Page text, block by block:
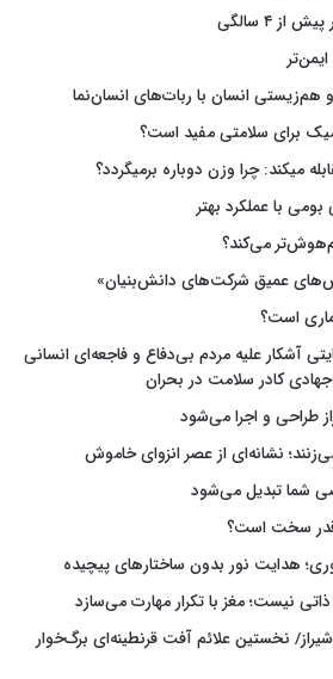
۴ سالگی
هم‌زیستی انسان با ربات‌های انسان‌نما
برای سلامتی مفید است؟
میکند: چرا وزن دوباره برمیگردد؟
با عملکرد بهتر
می‌کند؟
عمیق شرکت‌های دانش‌بنیان»
است؟
آشکار علیه مردم بی‌دفاع و فاجعه‌ای انسانی
کادر سلامت در بحران
طراحی و اجرا می‌شود
نشانه‌ای از عصر انزوای خاموش
شما تبدیل می‌شود
سخت است؟
هدایت نور بدون ساختارهای پیچیده
نیست؛ مغز با تکرار مهارت می‌سازد
نخستین علائم آفت قرنطینه‌ای برگ‌خوار